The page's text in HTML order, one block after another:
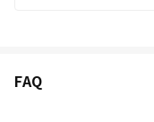
FAQ